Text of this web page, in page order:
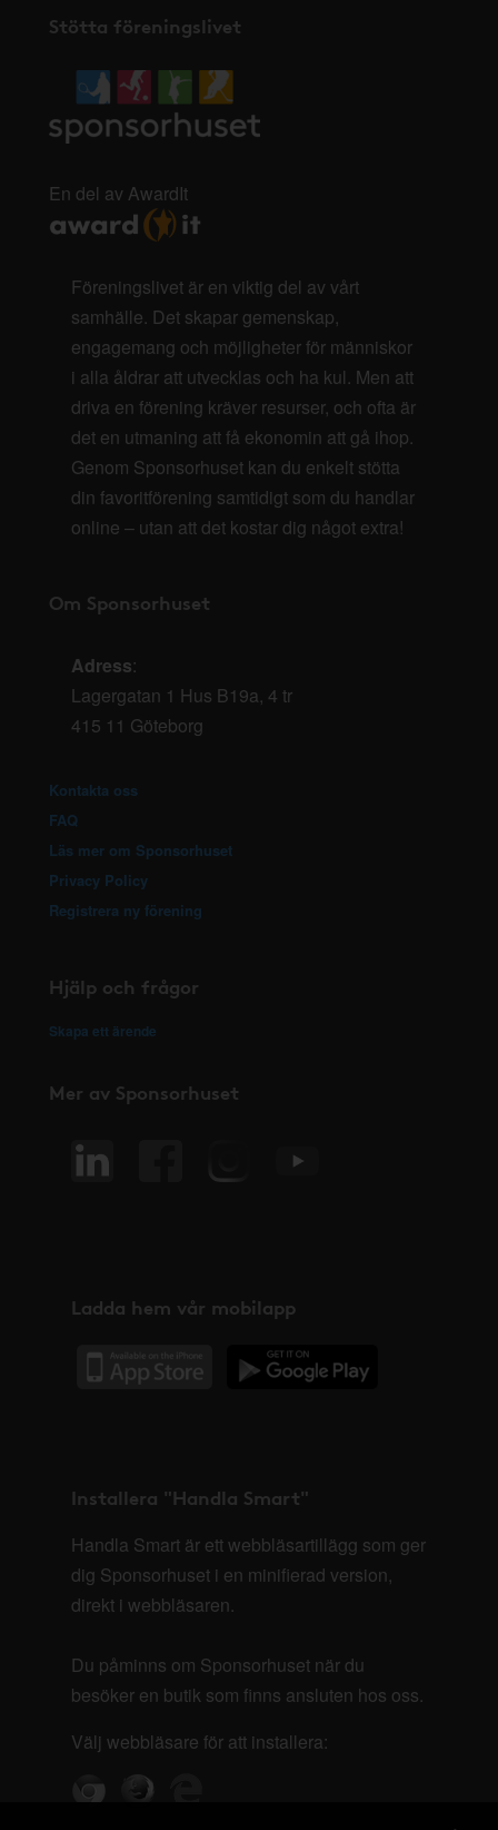
Stötta föreningslivet
En del av AwardIt
Föreningslivet är en viktig del av vårt
samhälle. Det skapar gemenskap,
engagemang och möjligheter för människor
i alla åldrar att utvecklas och ha kul. Men att
driva en förening kräver resurser, och ofta är
det en utmaning att få ekonomin att gå ihop.
Genom Sponsorhuset kan du enkelt stötta
din favoritförening samtidigt som du handlar
online – utan att det kostar dig något extra!
Om Sponsorhuset
Adress:
Lagergatan 1 Hus B19a, 4 tr
415 11 Göteborg
Kontakta oss
FAQ
Läs mer om Sponsorhuset
Privacy Policy
Registrera ny förening
Hjälp och frågor
Skapa ett ärende
Mer av Sponsorhuset
Ladda hem vår mobilapp
Installera "Handla Smart"
Handla Smart är ett webbläsartillägg som ger
dig Sponsorhuset i en minifierad version,
direkt i webbläsaren.
Du påminns om Sponsorhuset när du
besöker en butik som finns ansluten hos oss.
Välj webbläsare för att installera: